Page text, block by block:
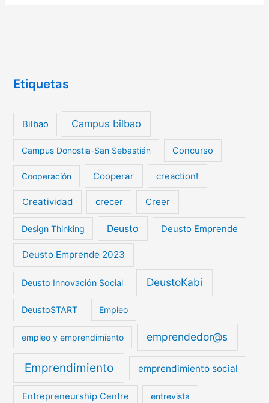
Etiquetas
Bilbao Campus bilbao
Campus Donostia-San Sebastián Concurso
Cooperación Cooperar creaction!
Creatividad crecer Creer
Design Thinking Deusto Deusto Emprende
Deusto Emprende 2023
Deusto Innovación Social DeustoKabi
DeustoSTART Empleo
empleo y emprendimiento emprendedor@s
Emprendimiento emprendimiento social
Entrepreneurship Centre entrevista